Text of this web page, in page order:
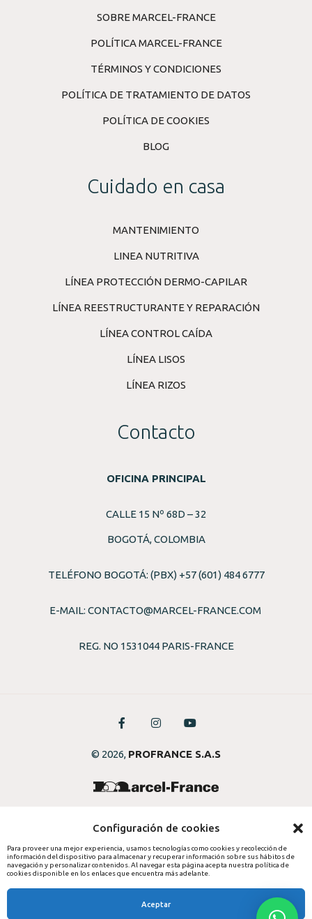
Configuración de cookies
Para proveer una mejor experiencia, usamos tecnologías como cookies y recolección de
información del dispositivo para almacenar y recuperar información sobre sus hábitos de
navegación y personalizar contenidos. Al navegar esta página acepta nuestra política de
cookies disponible en los enlaces que encuentra más adelante.
Aceptar
SOBRE MARCEL-FRANCE
POLÍTICA MARCEL-FRANCE
TÉRMINOS Y CONDICIONES
POLÍTICA DE TRATAMIENTO DE DATOS
POLÍTICA DE COOKIES
BLOG
Cuidado en casa
MANTENIMIENTO
LINEA NUTRITIVA
LÍNEA PROTECCIÓN DERMO-CAPILAR
LÍNEA REESTRUCTURANTE Y REPARACIÓN
LÍNEA CONTROL CAÍDA
LÍNEA LISOS
LÍNEA RIZOS
Contacto
OFICINA PRINCIPAL
CALLE 15 Nº 68D – 32
BOGOTÁ, COLOMBIA
TELÉFONO BOGOTÁ: (PBX) +57 (601) 484 6777
E-MAIL: CONTACTO@MARCEL-FRANCE.COM
REG. NO 1531044 PARIS-FRANCE
© 2026, PROFRANCE S.A.S